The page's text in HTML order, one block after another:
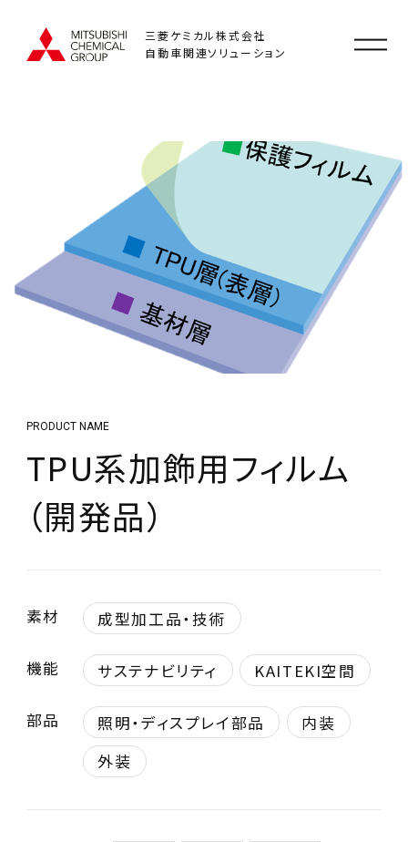
三菱ケミカル株式会社
自動車関連ソリューション
PRODUCT NAME
TPU系加飾用フィルム
（開発品）
素材 成型加工品・技術
機能 サステナビリティ KAITEKI空間
部品 照明・ディスプレイ部品
内装
外装